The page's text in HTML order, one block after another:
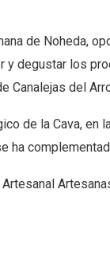
de Noheda,
degustar los
Canalejas del
de la Cava, en
ha